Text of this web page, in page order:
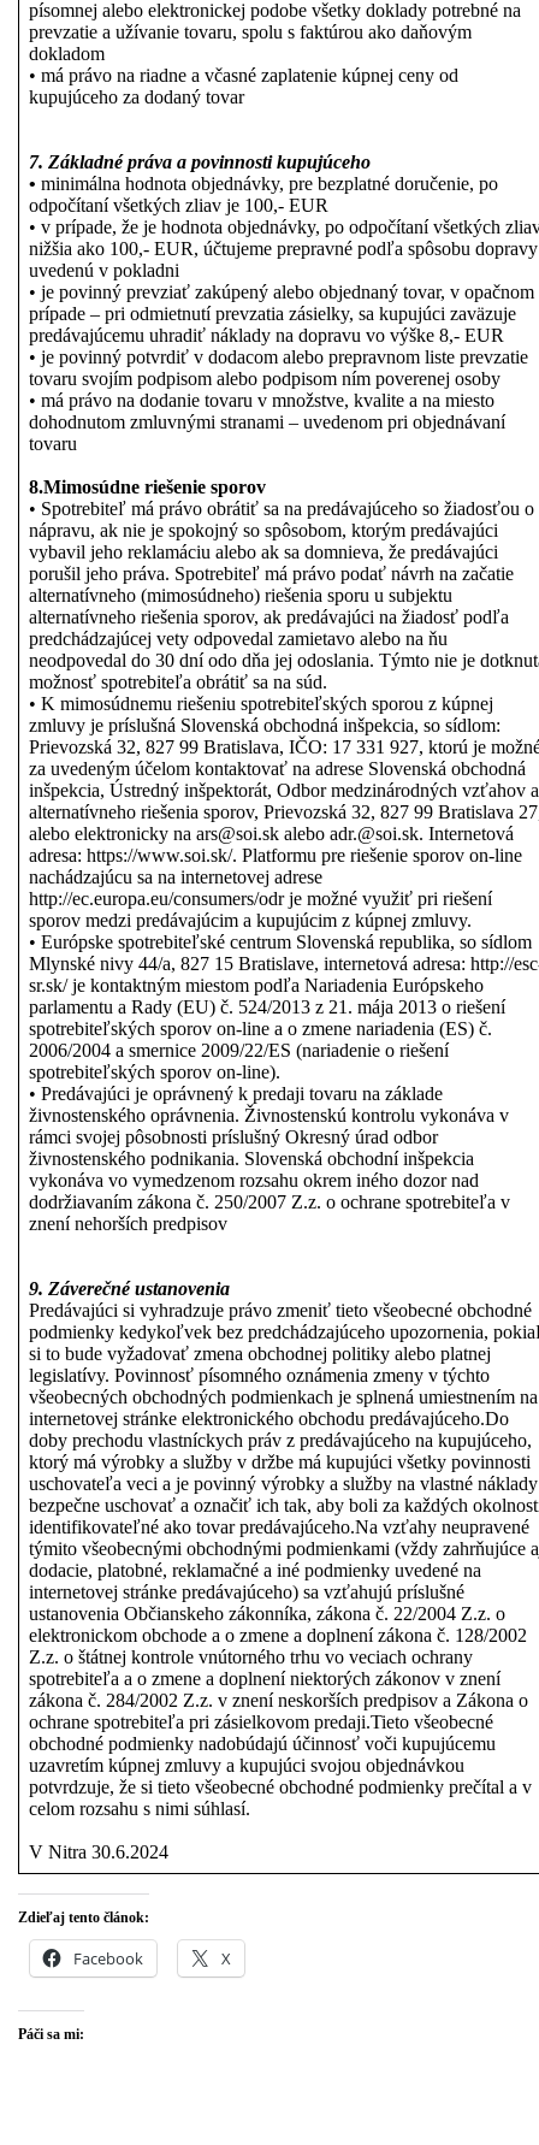
písomnej alebo elektronickej podobe všetky doklady potrebné na
prevzatie a užívanie tovaru, spolu s faktúrou ako daňovým
dokladom
• má právo na riadne a včasné zaplatenie kúpnej ceny od
kupujúceho za dodaný tovar
7. Základné práva a povinnosti kupujúceho
• minimálna hodnota objednávky, pre bezplatné doručenie, po
odpočítaní všetkých zliav je 100,- EUR
• v prípade, že je hodnota objednávky, po odpočítaní všetkých
nižšia ako 100,- EUR, účtujeme prepravné podľa spôsobu dopravy
uvedenú v pokladni
• je povinný prevziať zakúpený alebo objednaný tovar, v opačnom
prípade – pri odmietnutí prevzatia zásielky, sa kupujúci zaväzuje
predávajúcemu uhradiť náklady na dopravu vo výške 8,- EUR
• je povinný potvrdiť v dodacom alebo prepravnom liste prevzatie
tovaru svojím podpisom alebo podpisom ním poverenej osoby
• má právo na dodanie tovaru v množstve, kvalite a na miesto
dohodnutom zmluvnými stranami – uvedenom pri objednávaní
tovaru
8.Mimosúdne riešenie sporov
• Spotrebiteľ má právo obrátiť sa na predávajúceho so žiadosťou o
nápravu, ak nie je spokojný so spôsobom, ktorým predávajúci
vybavil jeho reklamáciu alebo ak sa domnieva, že predávajúci
porušil jeho práva. Spotrebiteľ má právo podať návrh na začatie
alternatívneho (mimosúdneho) riešenia sporu u subjektu
alternatívneho riešenia sporov, ak predávajúci na žiadosť podľa
predchádzajúcej vety odpovedal zamietavo alebo na ňu
neodpovedal do 30 dní odo dňa jej odoslania. Týmto nie je
možnosť spotrebiteľa obrátiť sa na súd.
• K mimosúdnemu riešeniu spotrebiteľských sporou z kúpnej
zmluvy je príslušná Slovenská obchodná inšpekcia, so sídlom:
Prievozská 32, 827 99 Bratislava, IČO: 17 331 927, ktorú je
za uvedeným účelom kontaktovať na adrese Slovenská obchodná
inšpekcia, Ústredný inšpektorát, Odbor medzinárodných vzťahov a
alternatívneho riešenia sporov, Prievozská 32, 827 99 Bratislava
alebo elektronicky na ars@soi.sk alebo adr.@soi.sk. Internetová
adresa: https://www.soi.sk/. Platformu pre riešenie sporov on-line
nachádzajúcu sa na internetovej adrese
http://ec.europa.eu/consumers/odr je možné využiť pri riešení
sporov medzi predávajúcim a kupujúcim z kúpnej zmluvy.
• Európske spotrebiteľské centrum Slovenská republika, so sídlom
Mlynské nivy 44/a, 827 15 Bratislave, internetová adresa: http://
sr.sk/ je kontaktným miestom podľa Nariadenia Európskeho
parlamentu a Rady (EU) č. 524/2013 z 21. mája 2013 o riešení
spotrebiteľských sporov on-line a o zmene nariadenia (ES) č.
2006/2004 a smernice 2009/22/ES (nariadenie o riešení
spotrebiteľských sporov on-line).
• Predávajúci je oprávnený k predaji tovaru na základe
živnostenského oprávnenia. Živnostenskú kontrolu vykonáva v
rámci svojej pôsobnosti príslušný Okresný úrad odbor
živnostenského podnikania. Slovenská obchodní inšpekcia
vykonáva vo vymedzenom rozsahu okrem iného dozor nad
dodržiavaním zákona č. 250/2007 Z.z. o ochrane spotrebiteľa v
znení nehorších predpisov
9. Záverečné ustanovenia
Predávajúci si vyhradzuje právo zmeniť tieto všeobecné obchodné
podmienky kedykoľvek bez predchádzajúceho upozornenia,
si to bude vyžadovať zmena obchodnej politiky alebo platnej
legislatívy. Povinnosť písomného oznámenia zmeny v týchto
všeobecných obchodných podmienkach je splnená umiestnením na
internetovej stránke elektronického obchodu predávajúceho.Do
doby prechodu vlastníckych práv z predávajúceho na kupujúceho,
ktorý má výrobky a služby v držbe má kupujúci všetky povinnosti
uschovateľa veci a je povinný výrobky a služby na vlastné náklady
bezpečne uschovať a označiť ich tak, aby boli za každých
identifikovateľné ako tovar predávajúceho.Na vzťahy neupravené
týmito všeobecnými obchodnými podmienkami (vždy zahrňujúce
dodacie, platobné, reklamačné a iné podmienky uvedené na
internetovej stránke predávajúceho) sa vzťahujú príslušné
ustanovenia Občianskeho zákonníka, zákona č. 22/2004 Z.z. o
elektronickom obchode a o zmene a doplnení zákona č. 128/2002
Z.z. o štátnej kontrole vnútorného trhu vo veciach ochrany
spotrebiteľa a o zmene a doplnení niektorých zákonov v znení
zákona č. 284/2002 Z.z. v znení neskorších predpisov a Zákona o
ochrane spotrebiteľa pri zásielkovom predaji.Tieto všeobecné
obchodné podmienky nadobúdajú účinnosť voči kupujúcemu
uzavretím kúpnej zmluvy a kupujúci svojou objednávkou
potvrdzuje, že si tieto všeobecné obchodné podmienky prečítal a v
celom rozsahu s nimi súhlasí.
V Nitra 30.6.2024
Zdieľaj tento článok:
Facebook X
Páči sa mi: